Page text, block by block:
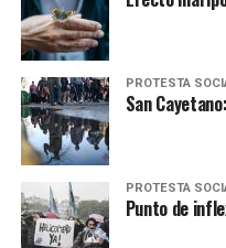
PROTESTA
San
PROTESTA
Punto de